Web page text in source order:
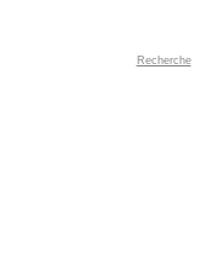
Recherche